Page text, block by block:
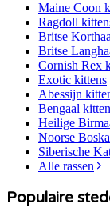
Maine Coon
Ragdoll
Britse
Britse
Cornish Rex
Exotic kittens
Abessijn
Bengaal
Heilige
Noorse
Siberische
Alle rassen
Populaire